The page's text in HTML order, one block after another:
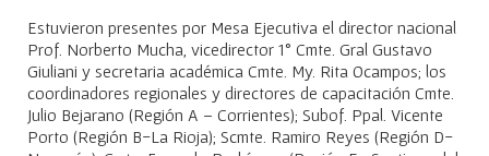
Estuvieron presentes por Mesa Ejecutiva el director nacional
Prof. Norberto Mucha, vicedirector 1° Cmte. Gral Gustavo
Giuliani y secretaria académica Cmte. My. Rita Ocampos; los
coordinadores regionales y directores de capacitación Cmte.
Julio Bejarano (Región A – Corrientes); Subof. Ppal. Vicente
Porto (Región B-La Rioja); Scmte. Ramiro Reyes (Región D-